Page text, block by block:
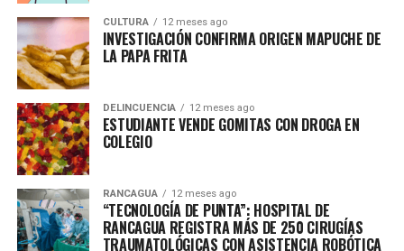
CULTURA 12 meses ago
INVESTIGACIÓN CONFIRMA ORIGEN MAPUCHE DE
LA PAPA FRITA
DELINCUENCIA 12 meses ago
ESTUDIANTE VENDE GOMITAS CON DROGA EN
COLEGIO
RANCAGUA 12 meses ago
“TECNOLOGÍA DE PUNTA”: HOSPITAL DE
RANCAGUA REGISTRA MÁS DE 250 CIRUGÍAS
TRAUMATOLÓGICAS CON ASISTENCIA ROBÓTICA